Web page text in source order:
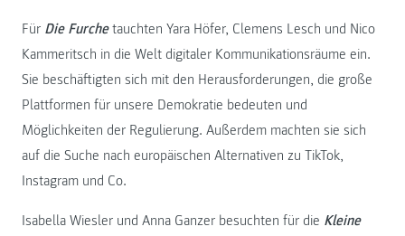
Für Die Furchetauchten Yara Höfer, Clemens Lesch und Nico
Kammeritsch in die Welt digitaler Kommunikationsräume ein.
Sie beschäftigten sich mit den Herausforderungen, die große
Plattformen für unsere Demokratie bedeuten und
Möglichkeiten der Regulierung. Außerdem machten sie sich
auf die Suche nach europäischen Alternativen zu TikTok,
Instagram und Co.
Isabella Wiesler und Anna Ganzer besuchten für die Kleine